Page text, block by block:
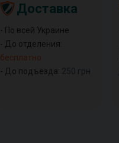
Доставка
- По всей Украине
- До отделения:
бесплатно
- До подъезда: 250 грн